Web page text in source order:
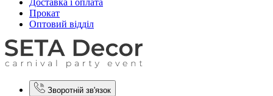
Доставка і оплата
Прокат
Оптовий відділ
Зворотній зв'язок